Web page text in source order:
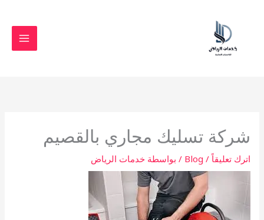
شركة تسليك مجاري بالقصيم
اترك تعليقاً /
Blog / بواسطة خدمات الرياض